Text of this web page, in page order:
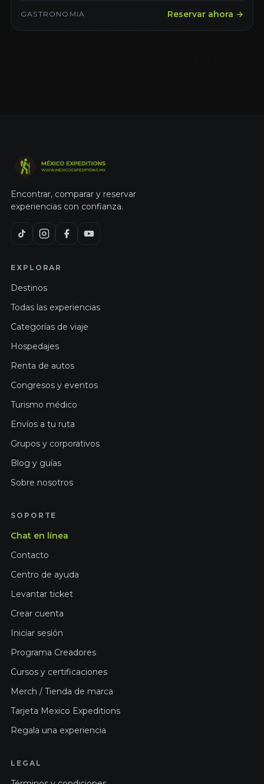
GASTRONOMIA Reservar ahora →
Encontrar, comparar y reservar
experiencias con confianza.
EXPLORAR
Destinos
Todas las experiencias
Categorías de viaje
Hospedajes
Renta de autos
Congresos y eventos
Turismo médico
Envíos a tu ruta
Grupos y corporativos
Blog y guías
Sobre nosotros
SOPORTE
Chat en línea
Contacto
Centro de ayuda
Levantar ticket
Crear cuenta
Iniciar sesión
Programa Creadores
Cursos y certificaciones
Merch / Tienda de marca
Tarjeta Mexico Expeditions
Regala una experiencia
LEGAL